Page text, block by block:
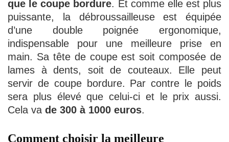
que le coupe bordure. Et comme elle est plus
puissante, la débroussailleuse est équipée
d’une double poignée ergonomique,
indispensable pour une meilleure prise en
main. Sa tête de coupe est soit composée de
lames à dents, soit de couteaux. Elle peut
servir de coupe bordure. Par contre le poids
sera plus élevé que celui-ci et le prix aussi.
Cela va de 300 à 1000 euros.
Comment choisir la meilleure